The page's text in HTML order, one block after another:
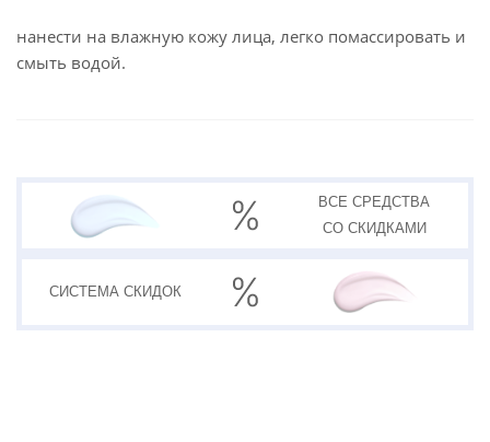
нанести на влажную кожу лица, легко помассировать и
смыть водой.
ВСЕ СРЕДСТВА
СО СКИДКАМИ
СИСТЕМАСКИДОК